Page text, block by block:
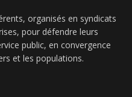
organisés en syndicats
pour défendre leurs
public, en convergence
et les populations.